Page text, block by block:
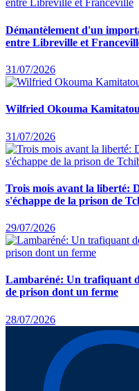
Démantèlement d'un
entre Libreville et
31/07/2026
Wilfried Okouma
31/07/2026
Trois mois avant la liberté:
s'échappe de la prison de
29/07/2026
Lambaréné: Un trafiquant
de prison dont un ferme
28/07/2026